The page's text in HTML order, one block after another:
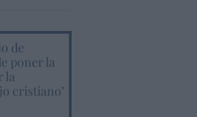
de
poner la
la
cristiano"